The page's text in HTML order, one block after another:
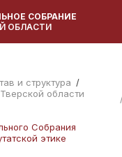
СОБРАНИЕ
ОБЛАСТИ
и структура
области
Собрания
этике